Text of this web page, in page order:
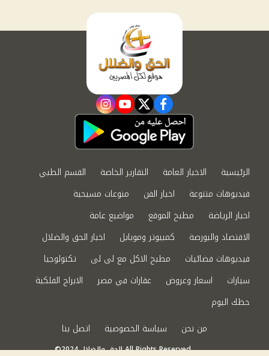
facebook
twitter
youtube
instagram
الرئيسية الاخبار العامة التقارير الخاصة
القسم الطبي
فيديوهات متنوعة
اخبار الفن
منوعات مسيحية
اخبار الرياضة
مطبخ الموقع
مواضيع عامة
الاقتصاد والبورصة
كمبيوتر وموبايل
اخبار الحق والضلال
فيديوهات فضائيات
مطبخ الاكل مع لى لى
تكنولوجيا
سيارات
اسعار وعروض عقارات في مصر
الابراج الفلكية
حظك اليوم
من نحن
سياسة الخصوصية اتصل بنا
©2024 الحق والضلال All Rights Reserved.